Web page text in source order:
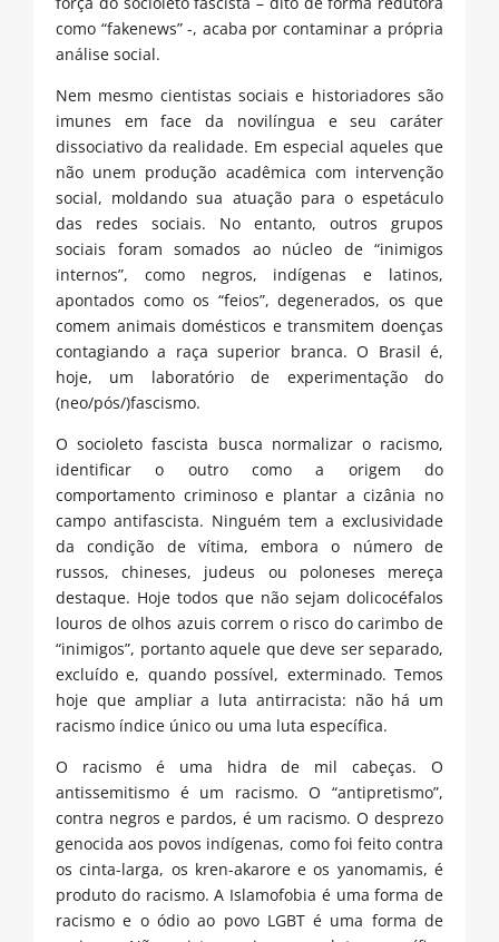
como “fakenews” -, acaba por contaminar a própria
análise social.
Nem mesmo cientistas sociais e historiadores são
imunes em face da novilíngua e seu caráter
dissociativo da realidade. Em especial aqueles que
não unem produção acadêmica com intervenção
social, moldando sua atuação para o espetáculo
das redes sociais. No entanto, outros grupos
sociais foram somados ao núcleo de “inimigos
internos”, como negros, indígenas e latinos,
apontados como os “feios”, degenerados, os que
comem animais domésticos e transmitem doenças
contagiando a raça superior branca. O Brasil é,
hoje, um laboratório de experimentação do
(neo/pós/)fascismo.
O socioleto fascista busca normalizar o racismo,
identificar o outro como a origem do
comportamento criminoso e plantar a cizânia no
campo antifascista. Ninguém tem a exclusividade
da condição de vítima, embora o número de
russos, chineses, judeus ou poloneses mereça
destaque. Hoje todos que não sejam dolicocéfalos
louros de olhos azuis correm o risco do carimbo de
“inimigos”, portanto aquele que deve ser separado,
excluído e, quando possível, exterminado. Temos
hoje que ampliar a luta antirracista: não há um
racismo índice único ou uma luta específica.
O racismo é uma hidra de mil cabeças. O
antissemitismo é um racismo. O “antipretismo”,
contra negros e pardos, é um racismo. O desprezo
genocida aos povos indígenas, como foi feito contra
os cinta-larga, os kren-akarore e os yanomamis, é
produto do racismo. A Islamofobia é uma forma de
racismo e o ódio ao povo LGBT é uma forma de